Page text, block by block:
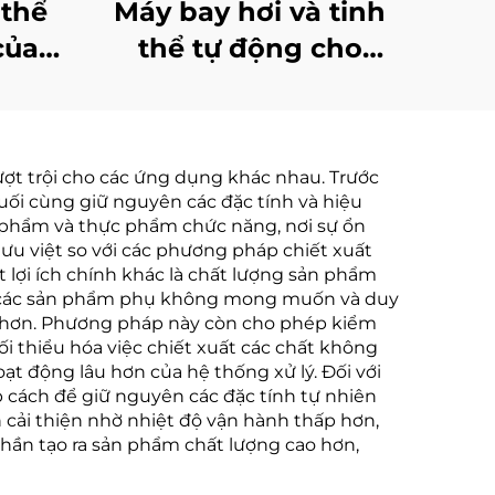
Máy bay hơi và tinh
thể tự động cho
trội cho các ứng dụng khác nhau. Trước
cùng giữ nguyên các đặc tính và hiệu
và thực phẩm chức năng, nơi sự ổn
việt so với các phương pháp chiết xuất
ích chính khác là chất lượng sản phẩm
sản phẩm phụ không mong muốn và duy
Phương pháp này còn cho phép kiểm
thiểu hóa việc chiết xuất các chất không
động lâu hơn của hệ thống xử lý. Đối với
để giữ nguyên các đặc tính tự nhiên
thiện nhờ nhiệt độ vận hành thấp hơn,
tạo ra sản phẩm chất lượng cao hơn,